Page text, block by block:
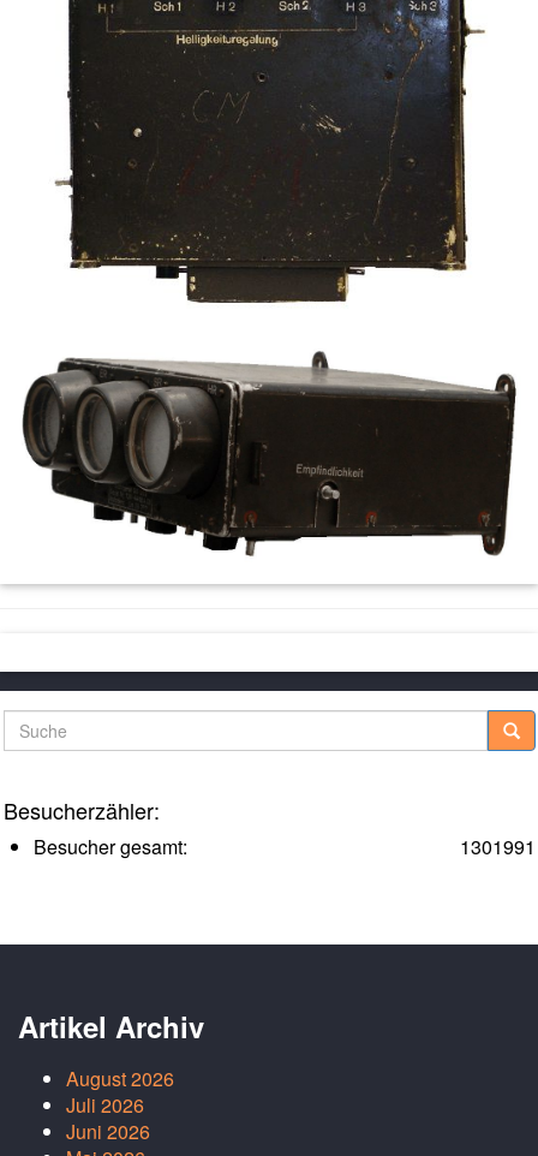
Suche
Besucherzähler:
1301991
Besucher gesamt:
Artikel Archiv
August 2026
Juli 2026
Juni 2026